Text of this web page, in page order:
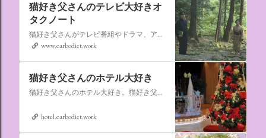
猫好き父さんのテレビ大好きオ
タクノート
猫好き父さんがテレビ番組やドラマ、アニメ、特撮ヒーロー,そしてダイエットについて書いたブログです。
www.carbodiet.work
猫好き父さんのホテル大好き
猫好き父さんのホテル大好き。猫好き父さんが宿泊したホテルの情報を徒然なるままに書いていきます。
hotel.carbodiet.work